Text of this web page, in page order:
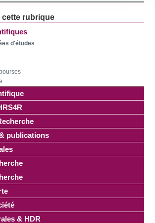
moment à partir de la déclaration sur
permettent de personnaliser le contenu
d'offrir des fonctionnalités relatives aux
d'analyser notre trafic. Nous
des informations sur l'utilisation de
partenaires de médias sociaux, de
qui peuvent combiner celles-ci avec
que vous leur avez fournies ou qu'ils
de votre utilisation de leurs services.
d'études
publications
& HDR